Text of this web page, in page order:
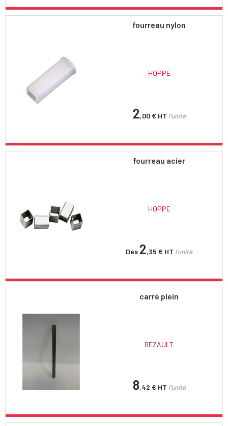
fourreau nylon
HOPPE
2,00 € HT l'unité
fourreau acier
HOPPE
Dès 2,35 € HT l'unité
carré plein
BEZAULT
8,42 € HT l'unité